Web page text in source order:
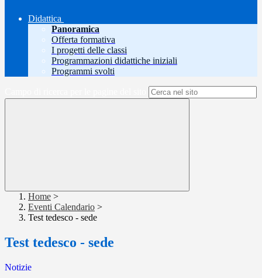
Didattica
Panoramica
Offerta formativa
I progetti delle classi
Programmazioni didattiche iniziali
Programmi svolti
Home >
Eventi Calendario >
Test tedesco - sede
Test tedesco - sede
Notizie